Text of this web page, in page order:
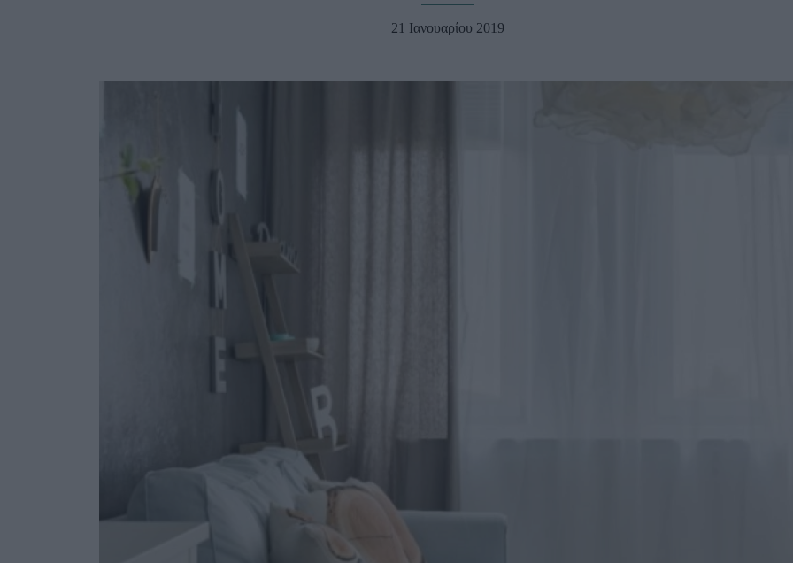
Αφιερώματα
Hautes Grecians
21 Ιανουαρίου 2019